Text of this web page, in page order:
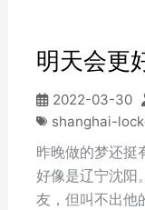
明天会更
2022-03-30
shanghai-
昨晚做的梦还挺
好像是辽宁沈阳
友，但叫不出他